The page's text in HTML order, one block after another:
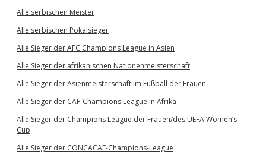
Alle serbischen Meister
Alle serbischen Pokalsieger
Alle Sieger der AFC Champions League in Asien
Alle Sieger der afrikanischen Nationenmeisterschaft
Alle Sieger der Asienmeisterschaft im Fußball der Frauen
Alle Sieger der CAF-Champions League in Afrika
Alle Sieger der Champions League der Frauen/des UEFA Women’s
Cup
Alle Sieger der CONCACAF-Champions-League